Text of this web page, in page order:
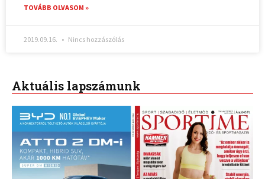
TOVÁBB OLVASOM »
2019.09.16. Nincs hozzászólás
Aktuális lapszámunk